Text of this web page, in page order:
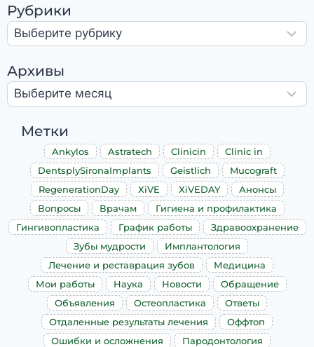
Рубрики
Архивы
Метки
Ankylos Astratech Clinicin
Clinic in
DentsplySironaImplants
Geistlich
Mucograft
RegenerationDay
XiVE XiVEDAY
Анонсы
Вопросы
Врачам
Гигиена и профилактика
Гингивопластика
График работы
Здравоохранение
Зубы мудрости
Имплантология
Лечение и реставрация зубов
Медицина
Мои работы
Наука Новости
Обращение
Объявления
Остеопластика
Ответы
Отдаленные результаты лечения
Оффтоп
Ошибки и осложнения
Пародонтология